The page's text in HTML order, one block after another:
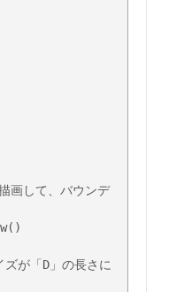
画して、バウンデ
が「D」の長さに